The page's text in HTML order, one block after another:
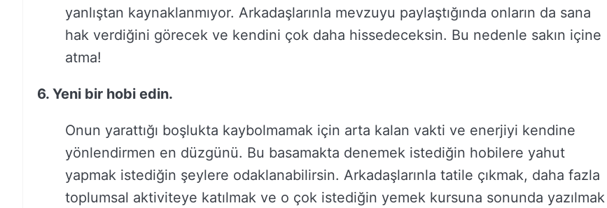
yanlıştan kaynaklanmıyor. Arkadaşlarınla mevzuyu paylaştığında onların da sana
hak verdiğini görecek ve kendini çok daha hissedeceksin. Bu nedenle sakın içine
atma!
6. Yeni bir hobi edin.
Onun yarattığı boşlukta kaybolmamak için arta kalan vakti ve enerjiyi kendine
yönlendirmen en düzgünü. Bu basamakta denemek istediğin hobilere yahut
yapmak istediğin şeylere odaklanabilirsin. Arkadaşlarınla tatile çıkmak, daha fazla
toplumsal aktiviteye katılmak ve o çok istediğin yemek kursuna sonunda yazılmak